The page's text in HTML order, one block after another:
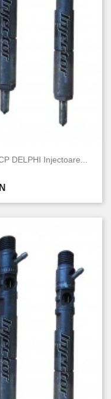
DELPHI Injectoare...